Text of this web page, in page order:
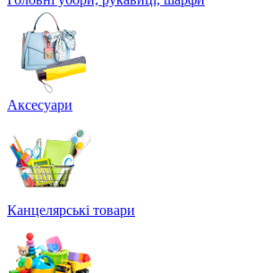
Аксесуари
Канцелярські товари